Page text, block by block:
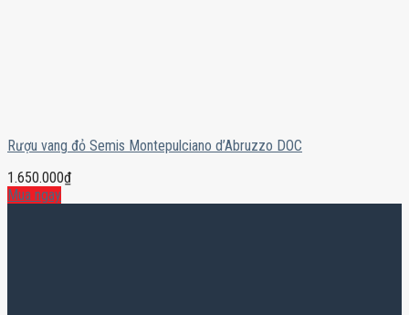
Rượu vang đỏ Semis Montepulciano d’Abruzzo DOC
1.650.000₫
Mua ngay